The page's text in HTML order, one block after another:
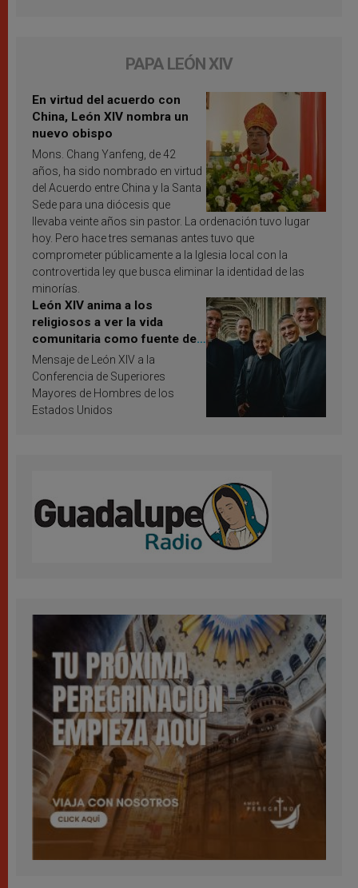
PAPA LEÓN XIV
En virtud del acuerdo con
China, León XIV nombra un
nuevo obispo
Mons. Chang Yanfeng, de 42
años, ha sido nombrado en virtud
del Acuerdo entre China y la Santa
Sede para una diócesis que
llevaba veinte años sin pastor. La ordenación tuvo lugar
hoy. Pero hace tres semanas antes tuvo que
comprometer públicamente a la Iglesia local con la
controvertida ley que busca eliminar la identidad de las
minorías.
León XIV anima a los
religiosos a ver la vida
comunitaria como fuente de
inspiración y santificación
Mensaje de León XIV a la
Conferencia de Superiores
Mayores de Hombres de los
Estados Unidos